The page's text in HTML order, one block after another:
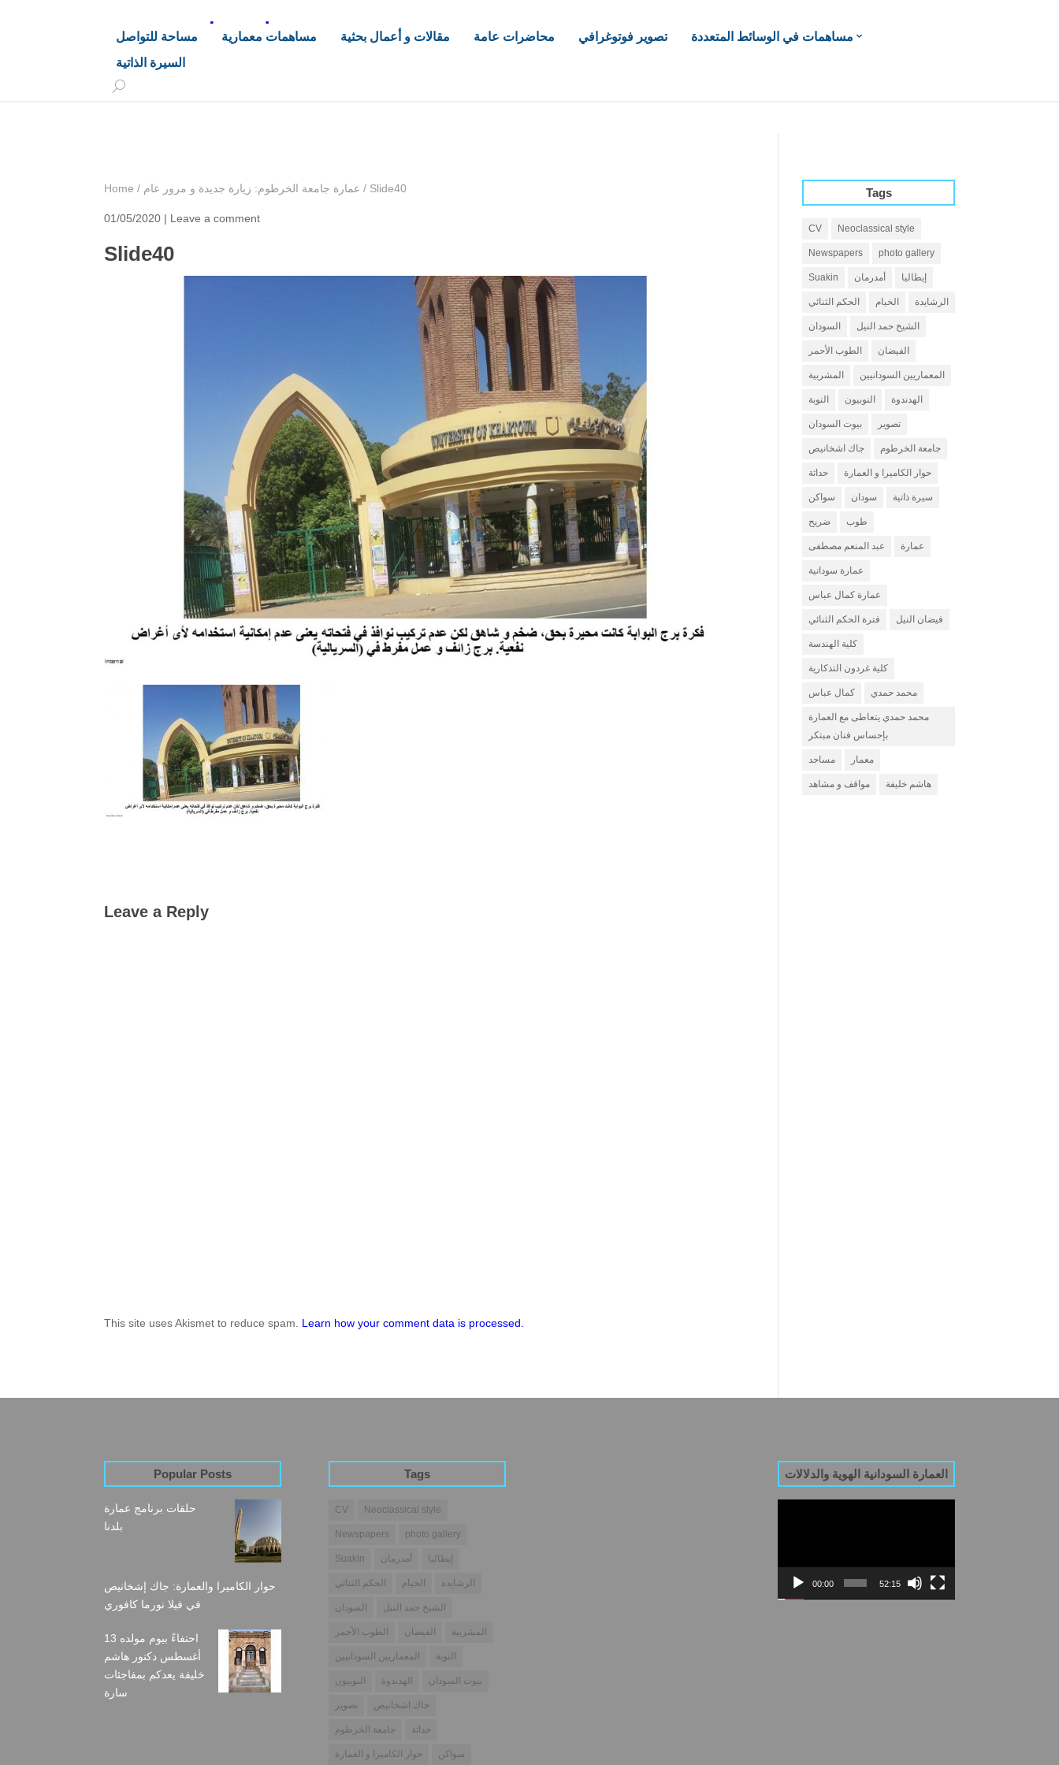
د. هاشم خليفة محجوب
مساحة للتواصل مساهمات معمارية مقالات و أعمال بحثية محاضرات عامة تصوير فوتوغرافي
مساهمات في الوسائط المتعددة
السيرة الذاتية
Home / عمارة جامعة الخرطوم: زيارة جديدة و مرور عام / Slide40
01/05/2020 | Leave a comment
Slide40
Leave a Reply
This site uses Akismet to reduce spam. Learn how your comment data is processed.
Tags
CV Neoclassical style
Newspapers photo gallery
Suakin أمدرمان إيطاليا
الحكم الثنائي الخيام الرشايدة
السودان الشيخ حمد النيل
الطوب الأحمر الفيضان
المشربية المعماريين السودانيين
النوبة النوبيون الهدندوة
بيوت السودان تصوير
جاك اشخانيص جامعة الخرطوم
حداثة حوار الكاميرا و العمارة
سواكن سودان سيرة ذاتية
ضريح طوب
عبد المنعم مصطفى عمارة
عمارة سودانية
عمارة كمال عباس
فترة الحكم الثنائي فيضان النيل
كلية الهندسة
كلية غردون التذكارية
كمال عباس محمد حمدي
محمد حمدي يتعاطى مع العمارة
بإحساس فنان مبتكر
مساجد معمار
مواقف و مشاهد هاشم خليفة
Popular Posts
حلقات برنامج عمارة
بلدنا
حوار الكاميرا والعمارة: جاك إشخانيص
في فيلا نورما كافوري
احتفاءً بيوم مولده 13
أغسطس دكتور هاشم
خليفة يعدكم بمفاجئات
سارة
Tags
CV Neoclassical style
Newspapers photo gallery
Suakin أمدرمان إيطاليا
الحكم الثنائي الخيام الرشايدة
السودان الشيخ حمد النيل
الطوب الأحمر الفيضان المشربية
المعماريين السودانيين النوبة
النوبيون الهدندوة بيوت السودان
تصوير جاك اشخانيص
جامعة الخرطوم حداثة
حوار الكاميرا و العمارة سواكن
العمارة السودانية الهوية والدلالات
00:00 52:15